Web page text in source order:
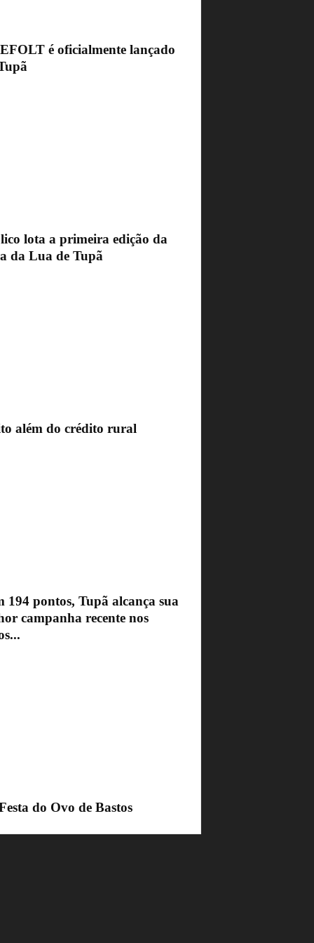
é oficialmente lançado
lota a primeira edição da
da Lua de Tupã
além do crédito rural
194 pontos, Tupã alcança sua
campanha recente nos
do Ovo de Bastos